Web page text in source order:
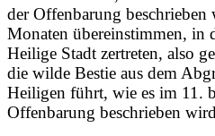
der Offenbarung beschrieben
Monaten übereinstimmen, in
Heilige Stadt zertreten, also
die wilde Bestie aus dem
Heiligen führt, wie es im 11.
Offenbarung beschrieben